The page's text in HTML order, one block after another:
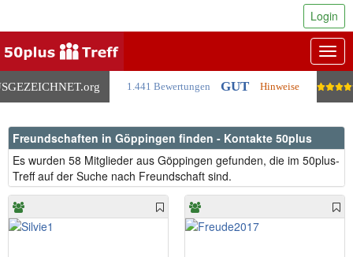
.org 1.441 Bewertungen GUT Hinweise
Login
Freundschaften in Göppingen finden - Kontakte 50plus
Es wurden 58 Mitglieder aus Göppingen gefunden, die im 50plus-
Treff auf der Suche nach Freundschaft sind.